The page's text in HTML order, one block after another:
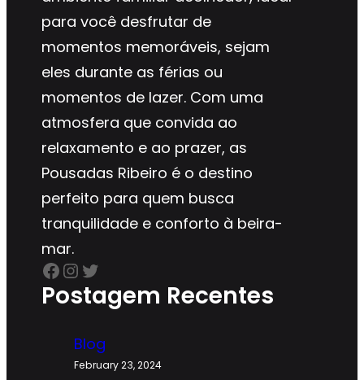
para você desfrutar de
momentos memoráveis, sejam
eles durante as férias ou
momentos de lazer. Com uma
atmosfera que convida ao
relaxamento e ao prazer, as
Pousadas Ribeiro é o destino
perfeito para quem busca
tranquilidade e conforto à beira-
mar.
Facebook InstagramTwitter
Postagem Recentes
Blog
February 23, 2024